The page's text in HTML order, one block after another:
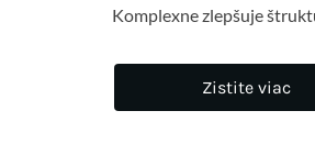
Komplexne zlepšuje
Zistite viac